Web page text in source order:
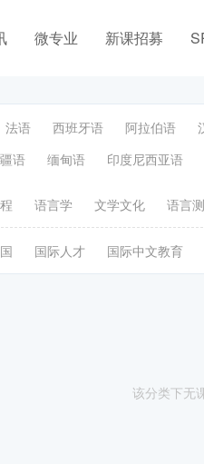
微专业 新课招募
法语 西班牙语 阿拉伯语
语 缅甸语 印度尼西亚语
语言学 文学文化 语言
国际人才 国际中文教育
该分类下无